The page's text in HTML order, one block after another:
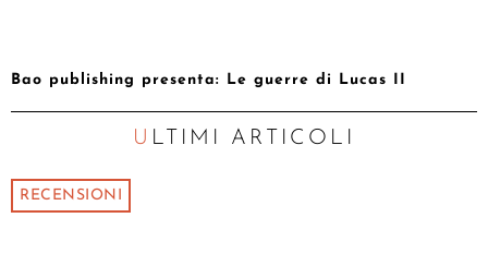
Bao publishing presenta: Le guerre di Lucas II
ULTIMI ARTICOLI
RECENSIONI